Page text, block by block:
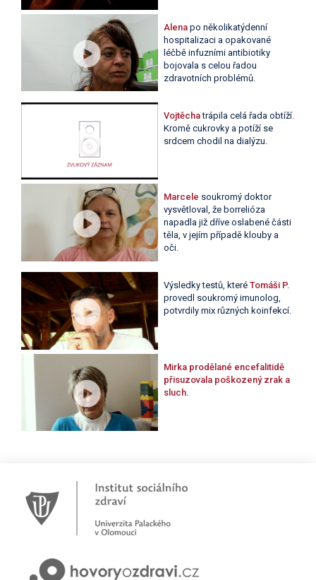
Alena po několikatýdenní
hospitalizaci a opakované
léčbě infuzními antibiotiky
bojovala s celou řadou
zdravotních problémů.
Vojtěchatrápila celá řada obtíží.
Kromě cukrovky a potíží se
srdcem chodil na dialýzu.
Marcele soukromý doktor
vysvětloval, že borrelióza
napadla již dříve oslabené části
těla, v jejím případě klouby a
oči.
Výsledky testů, které Tomáši P.
provedl soukromý imunolog,
potvrdily mix různých koinfekcí.
Mirka prodělané encefalitidě
přisuzovala poškozený zrak a
sluch.